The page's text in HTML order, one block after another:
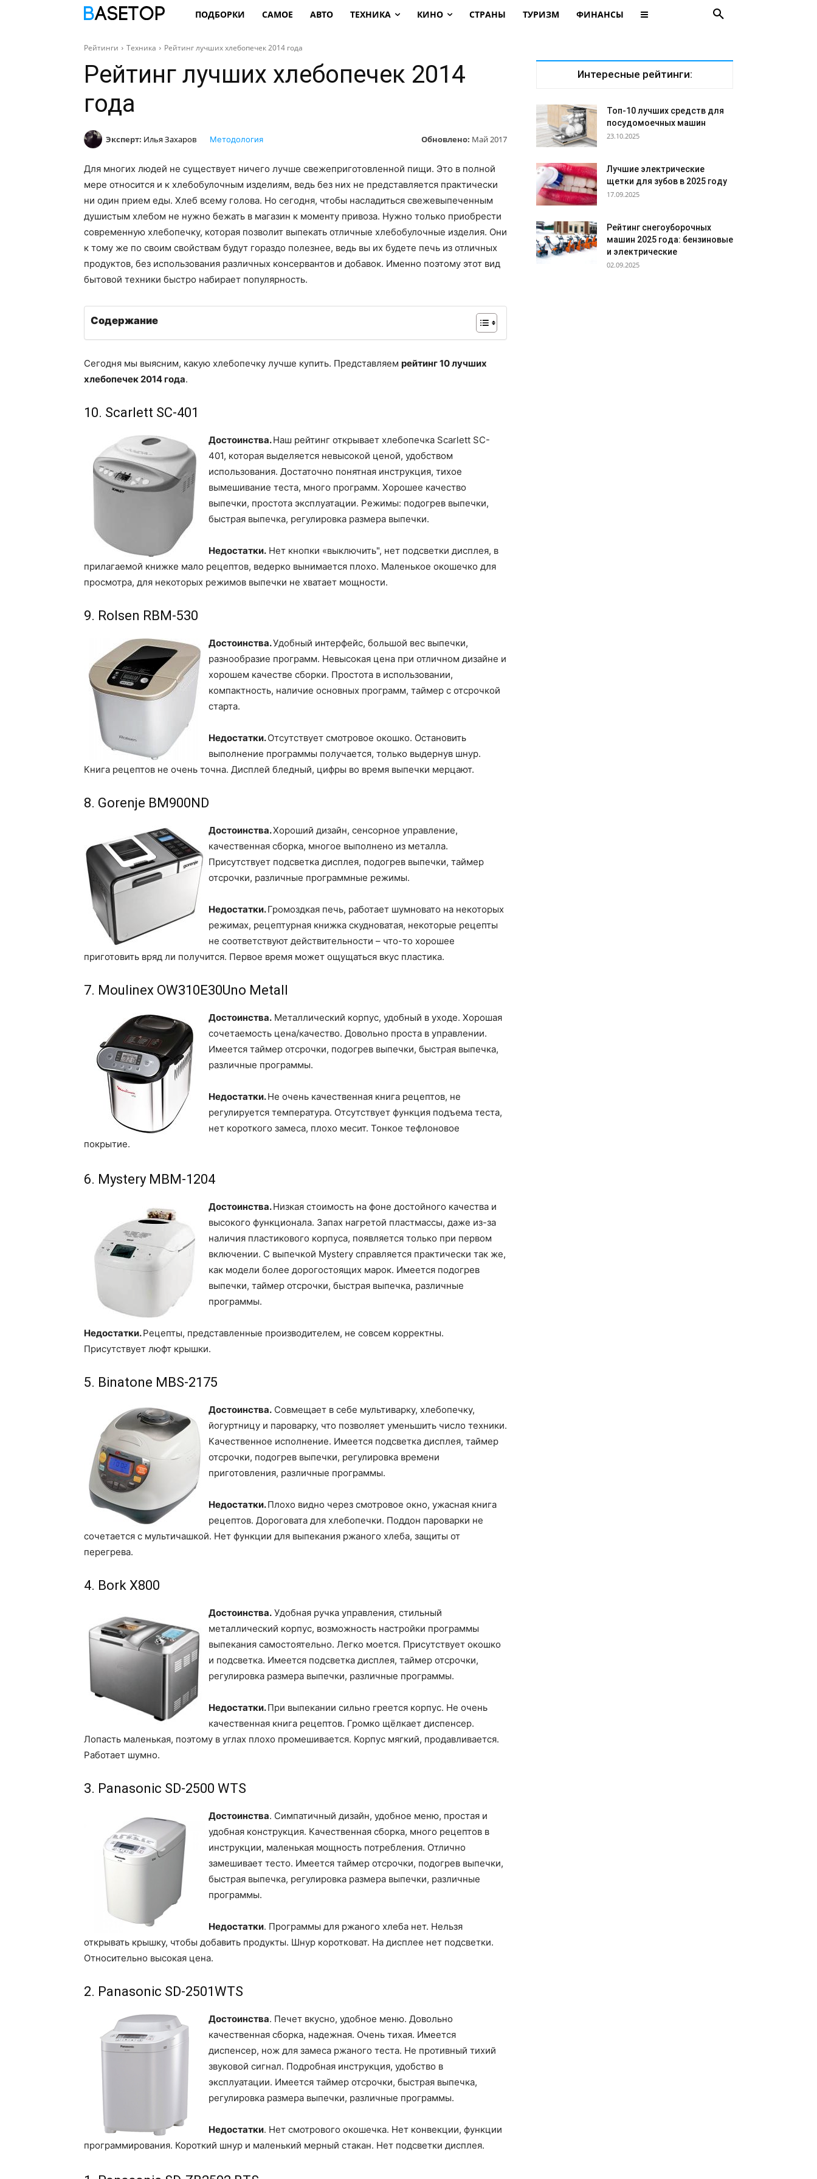
ПОДБОРКИ САМОЕ АВТО ТЕХНИКА КИНО СТРАНЫ ТУРИЗМ ФИНАНСЫ
Рейтинги Техника Рейтинг лучших хлебопечек 2014 года
Рейтинг лучших хлебопечек 2014
года
Эксперт: Илья Захаров Обновлено: Май 2017
Методология
Для многих людей не существует ничего лучше свежеприготовленной пищи. Это в полной
мере относится и к хлебобулочным изделиям, ведь без них не представляется практически
ни один прием еды. Хлеб всему голова. Но сегодня, чтобы насладиться свежевыпеченным
душистым хлебом не нужно бежать в магазин к моменту привоза. Нужно только приобрести
современную хлебопечку, которая позволит выпекать отличные хлебобулочные изделия. Они
к тому же по своим свойствам будут гораздо полезнее, ведь вы их будете печь из отличных
продуктов, без использования различных консервантов и добавок. Именно поэтому этот вид
бытовой техники быстро набирает популярность.
Содержание
Сегодня мы выясним, какую хлебопечку лучше купить. Представляем рейтинг 10 лучших
хлебопечек 2014 года.
10. Scarlett SC-401
Достоинства.Наш рейтинг открывает хлебопечка Scarlett SC-
401, которая выделяется невысокой ценой, удобством
использования. Достаточно понятная инструкция, тихое
вымешивание теста, много программ. Хорошее качество
выпечки, простота эксплуатации. Режимы: подогрев выпечки,
быстрая выпечка, регулировка размера выпечки.
Недостатки. Нет кнопки «выключить", нет подсветки дисплея, в
прилагаемой книжке мало рецептов, ведерко вынимается плохо. Маленькое окошечко для
просмотра, для некоторых режимов выпечки не хватает мощности.
9. Rolsen RBM-530
Достоинства.Удобный интерфейс, большой вес выпечки,
разнообразие программ. Невысокая цена при отличном дизайне и
хорошем качестве сборки. Простота в использовании,
компактность, наличие основных программ, таймер с отсрочкой
старта.
Недостатки.Отсутствует смотровое окошко. Остановить
выполнение программы получается, только выдернув шнур.
Книга рецептов не очень точна. Дисплей бледный, цифры во время выпечки мерцают.
8. Gorenje BM900ND
Достоинства.Хороший дизайн, сенсорное управление,
качественная сборка, многое выполнено из металла.
Присутствует подсветка дисплея, подогрев выпечки, таймер
отсрочки, различные программные режимы.
Недостатки.Громоздкая печь, работает шумновато на некоторых
режимах, рецептурная книжка скудноватая, некоторые рецепты
не соответствуют действительности – что-то хорошее
приготовить вряд ли получится. Первое время может ощущаться вкус пластика.
7. Moulinex OW310E30Uno Metall
Достоинства. Металлический корпус, удобный в уходе. Хорошая
сочетаемость цена/качество. Довольно проста в управлении.
Имеется таймер отсрочки, подогрев выпечки, быстрая выпечка,
различные программы.
Недостатки.Не очень качественная книга рецептов, не
регулируется температура. Отсутствует функция подъема теста,
нет короткого замеса, плохо месит. Тонкое тефлоновое
покрытие.
6. Mystery MBM-1204
Достоинства.Низкая стоимость на фоне достойного качества и
высокого функционала. Запах нагретой пластмассы, даже из-за
наличия пластикового корпуса, появляется только при первом
включении. С выпечкой Mystery справляется практически так же,
как модели более дорогостоящих марок. Имеется подогрев
выпечки, таймер отсрочки, быстрая выпечка, различные
программы.
Недостатки.Рецепты, представленные производителем, не совсем корректны.
Присутствует люфт крышки.
5. Binatone MBS-2175
Достоинства. Совмещает в себе мультиварку, хлебопечку,
йогуртницу и пароварку, что позволяет уменьшить число техники.
Качественное исполнение. Имеется подсветка дисплея, таймер
отсрочки, подогрев выпечки, регулировка времени
приготовления, различные программы.
Недостатки.Плохо видно через смотровое окно, ужасная книга
рецептов. Дороговата для хлебопечки. Поддон пароварки не
сочетается с мультичашкой. Нет функции для выпекания ржаного хлеба, защиты от
перегрева.
4. Bork X800
Достоинства. Удобная ручка управления, стильный
металлический корпус, возможность настройки программы
выпекания самостоятельно. Легко моется. Присутствует окошко
и подсветка. Имеется подсветка дисплея, таймер отсрочки,
регулировка размера выпечки, различные программы.
Недостатки.При выпекании сильно греется корпус. Не очень
качественная книга рецептов. Громко щёлкает диспенсер.
Лопасть маленькая, поэтому в углах плохо промешивается. Корпус мягкий, продавливается.
Работает шумно.
3. Panasonic SD-2500 WTS
Достоинства. Симпатичный дизайн, удобное меню, простая и
удобная конструкция. Качественная сборка, много рецептов в
инструкции, маленькая мощность потребления. Отлично
замешивает тесто. Имеется таймер отсрочки, подогрев выпечки,
быстрая выпечка, регулировка размера выпечки, различные
программы.
Недостатки. Программы для ржаного хлеба нет. Нельзя
открывать крышку, чтобы добавить продукты. Шнур коротковат. На дисплее нет подсветки.
Относительно высокая цена.
2. Panasonic SD-2501WTS
Достоинства. Печет вкусно, удобное меню. Довольно
качественная сборка, надежная. Очень тихая. Имеется
диспенсер, нож для замеса ржаного теста. Не противный тихий
звуковой сигнал. Подробная инструкция, удобство в
эксплуатации. Имеется таймер отсрочки, быстрая выпечка,
регулировка размера выпечки, различные программы.
Недостатки. Нет смотрового окошечка. Нет конвекции, функции
программирования. Короткий шнур и маленький мерный стакан. Нет подсветки дисплея.
Интересные рейтинги:
Топ-10 лучших средств для
посудомоечных машин
23.10.2025
Лучшие электрические
щетки для зубов в 2025 году
17.09.2025
Рейтинг снегоуборочных
машин 2025 года: бензиновые
и электрические
02.09.2025